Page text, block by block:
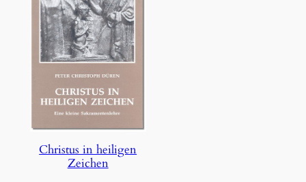
Christus in heiligen
Zeichen